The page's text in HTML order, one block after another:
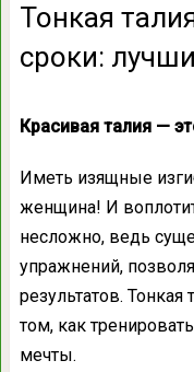
Тонкая
сроки:
Красивая талия —
Иметь изящные
женщина! И
несложно, ведь
упражнений,
результатов.
том, как
мечты.